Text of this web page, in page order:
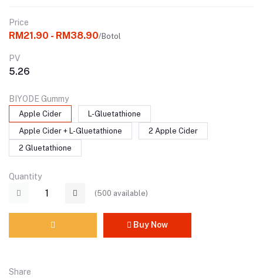
Price
RM21.90 - RM38.90/Botol
PV
5.26
BIYODE Gummy
Apple Cider
L-Gluetathione
Apple Cider + L-Gluetathione
2 Apple Cider
2 Gluetathione
Quantity
(500 available)
Buy Now
Share